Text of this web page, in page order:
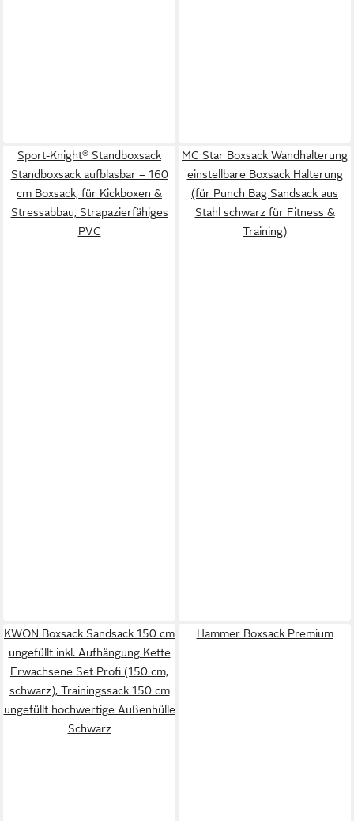
Sport-Knight® Standboxsack
Standboxsack aufblasbar – 160
cm Boxsack, für Kickboxen &
Stressabbau, Strapazierfähiges
PVC
MC Star Boxsack Wandhalterung
einstellbare Boxsack Halterung
(für Punch Bag Sandsack aus
Stahl schwarz für Fitness &
Training)
KWON Boxsack Sandsack 150 cm
ungefüllt inkl. Aufhängung Kette
Erwachsene Set Profi (150 cm,
schwarz), Trainingssack 150 cm
ungefüllt hochwertige Außenhülle
Schwarz
Hammer Boxsack Premium